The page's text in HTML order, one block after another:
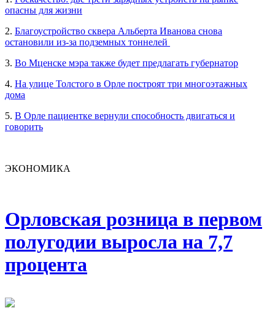
опасны для жизни
2. Благоустройство сквера Альберта Иванова снова
остановили из-за подземных тоннелей
3. Во Мценске мэра также будет предлагать губернатор
4. На улице Толстого в Орле построят три многоэтажных
дома
5. В Орле пациентке вернули способность двигаться и
говорить
ЭКОНОМИКА
Орловская розница в первом
полугодии выросла на 7,7
процента